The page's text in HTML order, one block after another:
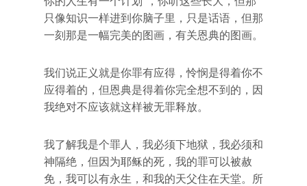
只像知识一样进到你脑子里，只是话语，但那
一刻那是一幅完美的图画，有关恩典的图画。
我们说正义就是你罪有应得，怜悯是得着你不
应得着的，但恩典是得着你完全想不到的，因
我绝对不应该就这样被无罪释放。
我了解我是个罪人，我必须下地狱，我必须和
神隔绝，但因为耶稣的死，我的罪可以被赦
免，我可以有永生，和我的天父住在天堂。所